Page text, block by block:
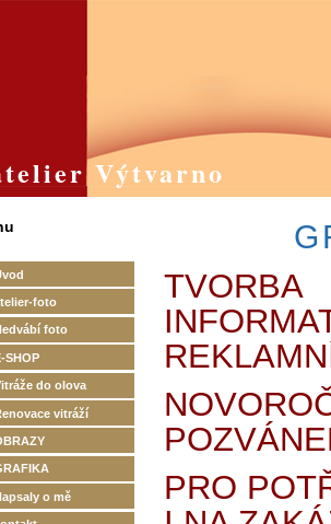
Výtvarno
foto
foto
SHOP
do olova
vitráží
o mě
TVORBA
PRO